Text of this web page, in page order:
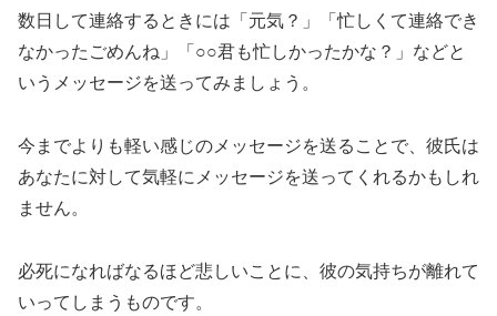
数日して連絡するときには「元気？」「忙しくて連絡でき
なかったごめんね」「○○君も忙しかったかな？」などと
いうメッセージを送ってみましょう。
今までよりも軽い感じのメッセージを送ることで、彼氏は
あなたに対して気軽にメッセージを送ってくれるかもしれ
ません。
必死になればなるほど悲しいことに、彼の気持ちが離れて
いってしまうものです。